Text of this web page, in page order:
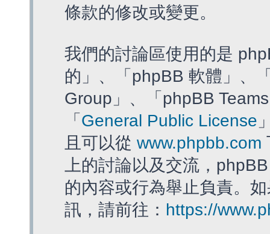
條款的修改或變更。
我們的討論區使用的是
的」、「phpBB 軟體」、
Group」、「phpBB
「 General Public License
且可以從 www.phpbb.com
上的討論以及交流，
的內容或行為舉止負責。
訊，請前往： https://